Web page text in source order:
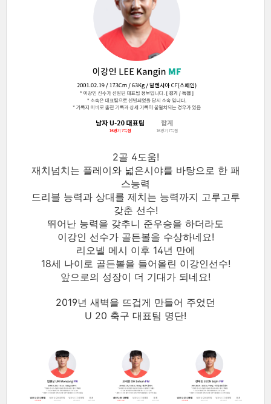
2골 4도움!
재치넘치는 플레이와 넓은시야를 바탕으로 한 패
스능력
드리블 능력과 상대를 제치는 능력까지 고루고루
갖춘 선수!
뛰어난 능력을 갖추니 준우승을 하더라도
이강인 선수가 골든볼을 수상하네요!
리오넬 메시 이후 14년 만에
18세 나이로 골든볼을 들어올린 이강인선수!
앞으로의 성장이 더 기대가 되네요!
2019년 새벽을 뜨겁게 만들어 주었던
U 20 축구 대표팀 명단!